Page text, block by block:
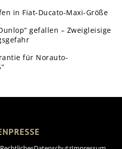
in Fiat-Ducato-Maxi-Größe
gefallen – Zweigleisige
für Norauto-